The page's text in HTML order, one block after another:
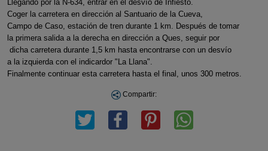
Llegando por la N-634, entrar en el desvío de Infiesto.
Coger la carretera en dirección al Santuario de la Cueva,
Campo de Caso, estación de tren durante 1 km. Después de tomar
la primera salida a la derecha en dirección a Ques, seguir por
dicha carretera durante 1,5 km hasta encontrarse con un desvío
a la izquierda con el indicardor "La Llana".
Finalmente continuar esta carretera hasta el final, unos 300 metros.
Compartir: